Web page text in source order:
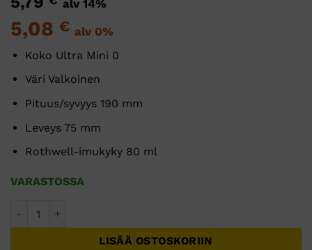
alv 14%
5,08 € alv 0%
Koko Ultra Mini 0
Väri Valkoinen
Pituus/syvyys 190 mm
Leveys 75 mm
Rothwell-imukyky 80 ml
VARASTOSSA
LISÄÄ OSTOSKORIIN